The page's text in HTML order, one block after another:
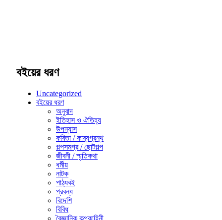
বইয়ের ধরণ
Uncategorized
বইয়ের ধরণ
অনুবাদ
ইতিহাস ও ঐতিহ্য
উপন্যাস
কবিতা / কাব্যগ্রন্থ
গল্পসমগ্র / ছোটগল্প
জীবনী / স্মৃতিকথা
ধর্মীয়
নাটক
পাঠ্যবই
প্রবন্ধ
বিদেশি
বিবিধ
বৈজ্ঞানিক কল্পকাহিনী